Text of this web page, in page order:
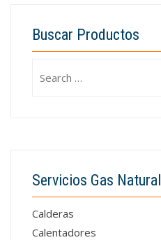
Buscar Productos
for:
Servicios Gas Natural
Calderas
Calentadores